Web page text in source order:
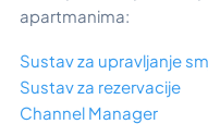
apartmanima:
Sustav za upravljanje
Sustav za rezervacije
Channel Manager